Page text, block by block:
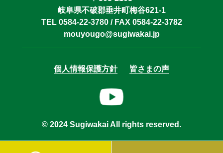
岐阜県不破郡垂井町梅谷621-1
TEL 0584-22-3780 / FAX 0584-22-3782
mouyougo@sugiwakai.jp
個人情報保護方針 皆さまの声
© 2024 Sugiwakai All rights reserved.